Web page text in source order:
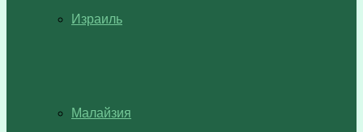
Израиль
Малайзия